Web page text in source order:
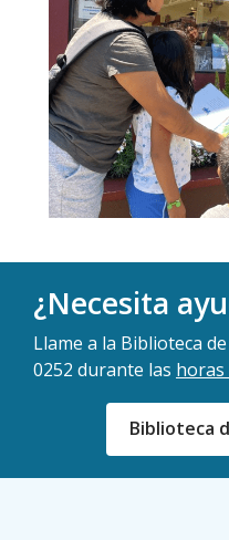
¿Necesita
Llame a la Biblioteca
0252 durante las
Biblioteca